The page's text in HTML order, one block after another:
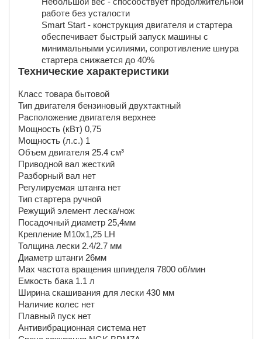
работе без усталости
Smart Start - конструкция двигателя и стартера
обеспечивает быстрый запуск машины с
минимальными усилиями, сопротивление шнура
стартера снижается до 40%
Технические характеристики
Класс товара бытовой
Тип двигателя бензиновый двухтактный
Расположение двигателя верхнее
Мощность (кВт) 0,75
Мощность (л.с.) 1
Объем двигателя 25.4 см³
Приводной вал жесткий
Разборный вал нет
Регулируемая штанга нет
Тип стартера ручной
Режущий элемент леска/нож
Посадочный диаметр 25,4мм
Крепление М10х1,25 LH
Толщина лески 2.4/2.7 мм
Диаметр штанги 26мм
Max частота вращения шпинделя 7800 об/мин
Емкость бака 1.1 л
Ширина скашивания для лески 430 мм
Наличие колес нет
Плавный пуск нет
Антивибрационная система нет